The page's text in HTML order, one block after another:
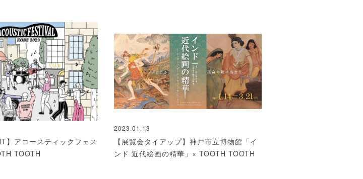
】アコースティックフェス
TOOTH
2023.01.13
【展覧会タイアップ】神戸市立博物館「イ
ンド 近代絵画の精華」× TOOTH TOOTH